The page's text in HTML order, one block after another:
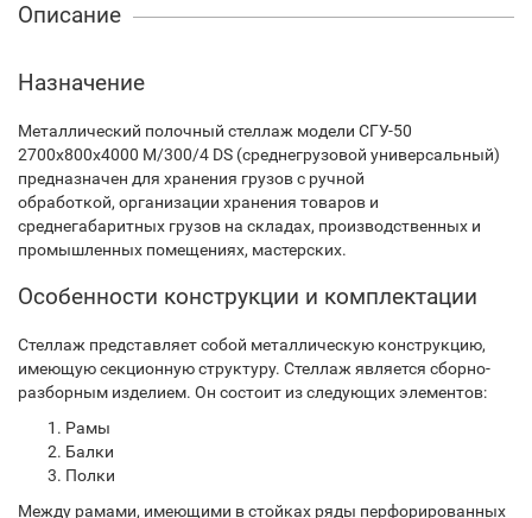
Описание
Назначение
Металлический полочный стеллаж модели СГУ-50
2700х800х4000 М/300/4 DS (среднегрузовой универсальный)
предназначен для хранения грузов с ручной
обработкой, организации хранения товаров и
среднегабаритных грузов на складах, производственных и
промышленных помещениях, мастерских.
Особенности конструкции и комплектации
Стеллаж представляет собой металлическую конструкцию,
имеющую секционную структуру. Стеллаж является сборно-
разборным изделием. Он состоит из следующих элементов:
Рамы
Балки
Полки
Между рамами, имеющими в стойках ряды перфорированных